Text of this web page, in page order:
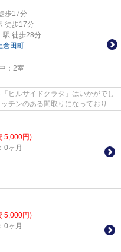
歩17分
徒歩17分
駅 徒歩28分
倉田町
： 2室
ヒルサイドクラタ」はいかがでし
チンのある間取りになっておりま
5,000円)
0ヶ月
5,000円)
0ヶ月